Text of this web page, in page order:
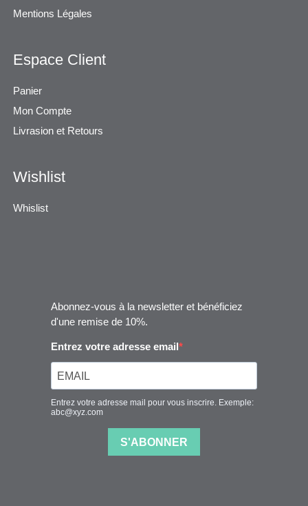
Mentions Légales
Espace Client
Panier
Mon Compte
Livrasion et Retours
Wishlist
Whislist